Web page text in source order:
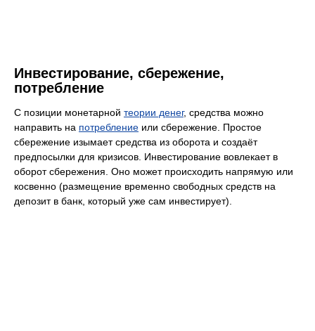
Инвестирование, сбережение,
потребление
С позиции монетарной теории денег, средства можно
направить на потребление или сбережение. Простое
сбережение изымает средства из оборота и создаёт
предпосылки для кризисов. Инвестирование вовлекает в
оборот сбережения. Оно может происходить напрямую или
косвенно (размещение временно свободных средств на
депозит в банк, который уже сам инвестирует).